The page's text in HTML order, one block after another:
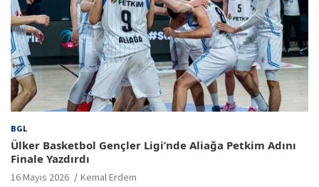
BGL
Ülker Basketbol Gençler Ligi’nde Aliağa Petkim Adını
Finale Yazdırdı
16 Mayıs 2026 Kemal Erdem